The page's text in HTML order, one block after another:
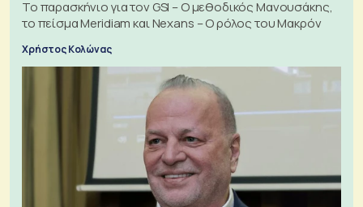
Το παρασκήνιο για τον GSI – Ο μεθοδικός Μανουσάκης,
το πείσμα Meridiam και Nexans – Ο ρόλος του Μακρόν
Χρήστος Κολώνας